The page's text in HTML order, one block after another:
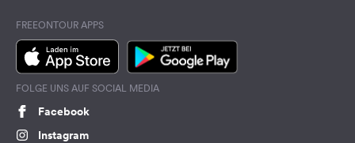
FREEONTOUR APPS
FOLGE UNS AUF SOCIAL MEDIA
Facebook
Instagram